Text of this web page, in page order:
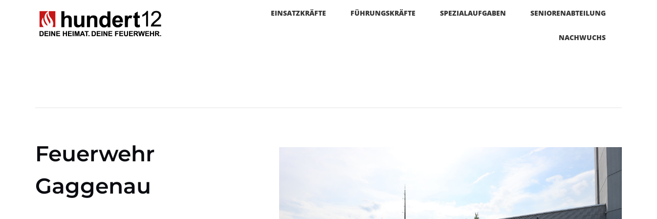
EINSATZKRÄFTE FÜHRUNGSKRÄFTE SPEZIALAUFGABEN SENIORENABTEILUNG
NACHWUCHS
Feuerwehr
Gaggenau